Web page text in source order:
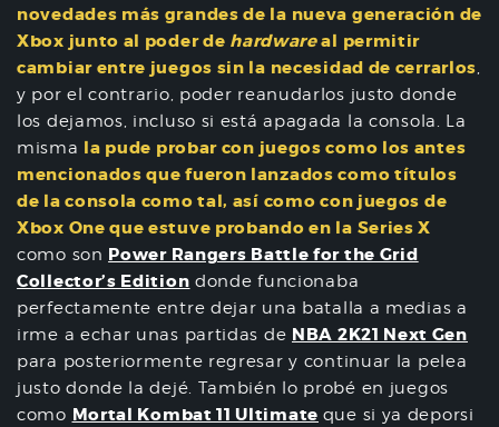
novedades más grandes de la nueva generación de
Xbox junto al poder de hardwareal permitir
cambiar entre juegos sin la necesidad de cerrarlos
y por el contrario, poder reanudarlos justo donde
los dejamos, incluso si está apagada la consola. La
misma la pude probar con juegos como los antes
mencionados que fueron lanzados como títulos
de la consola como tal, así como con juegos de
Xbox One que estuve probando en la Series X
como son Power Rangers Battle for the Grid
Collector’s Edition donde funcionaba
perfectamente entre dejar una batalla a medias a
irme a echar unas partidas de NBA 2K21 Next Gen
para posteriormente regresar y continuar la pelea
justo donde la dejé. También lo probé en juegos
como Mortal Kombat 11 Ultimate que si ya deporsi